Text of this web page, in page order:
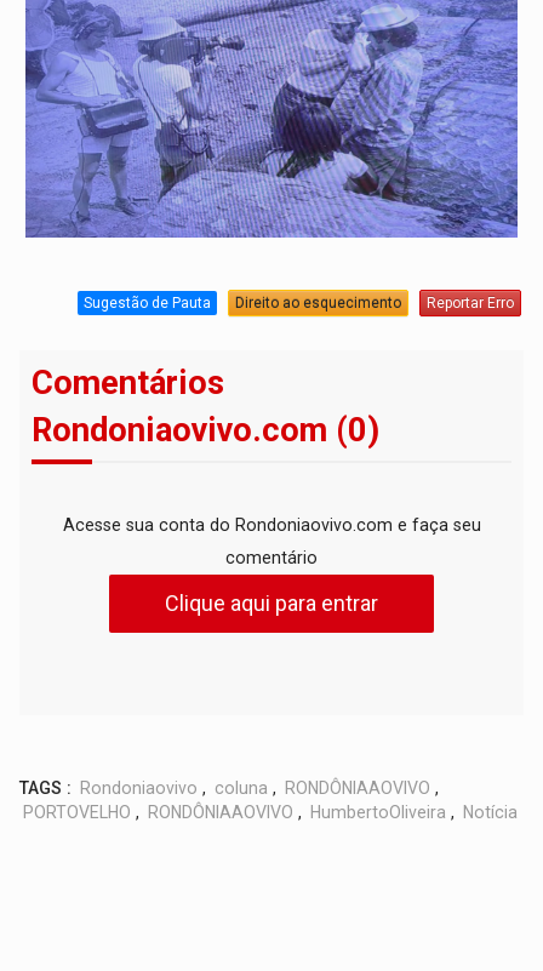
Sugestão de Pauta Direito ao esquecimento Reportar Erro
Comentários
Rondoniaovivo.com (0)
Acesse sua conta do Rondoniaovivo.com e faça seu
comentário
Clique aqui para entrar
TAGS : Rondoniaovivo , coluna , RONDÔNIAAOVIVO ,
PORTOVELHO , RONDÔNIAAOVIVO , HumbertoOliveira , Notícia